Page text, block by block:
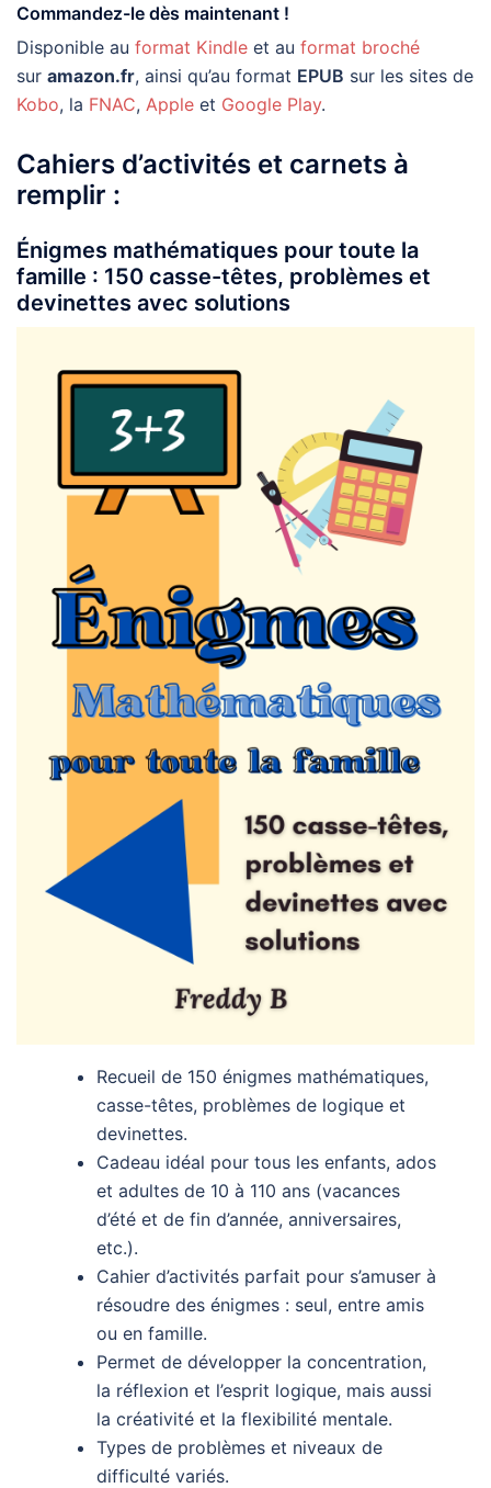
Commandez-le dès maintenant !
Disponible au format Kindle et au format broché
sur amazon.fr, ainsi qu’au format EPUB sur les sites de
Kobo, la FNAC, Apple et Google Play.
Cahiers d’activités et carnets à
remplir :
Énigmes mathématiques pour toute la
famille : 150 casse-têtes, problèmes et
devinettes avec solutions
Recueil de 150 énigmes mathématiques,
casse-têtes, problèmes de logique et
devinettes.
Cadeau idéal pour tous les enfants, ados
et adultes de 10 à 110 ans (vacances
d’été et de fin d’année, anniversaires,
etc.).
Cahier d’activités parfait pour s’amuser à
résoudre des énigmes : seul, entre amis
ou en famille.
Permet de développer la concentration,
la réflexion et l’esprit logique, mais aussi
la créativité et la flexibilité mentale.
Types de problèmes et niveaux de
difficulté variés.